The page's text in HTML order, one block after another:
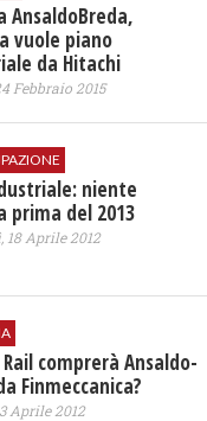
AnsaldoBreda,
vuole piano
da Hitachi
Febbraio 2015
niente
prima del 2013
18 Aprile 2012
comprerà Ansaldo-
Finmeccanica?
Aprile 2012